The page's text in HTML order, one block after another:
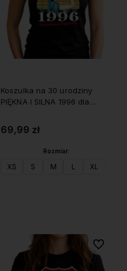
Koszulka na 30 urodziny
PIĘKNA I SILNA 1996 dla
69,99 zł
Rozmiar:
XS S M L XL
Do